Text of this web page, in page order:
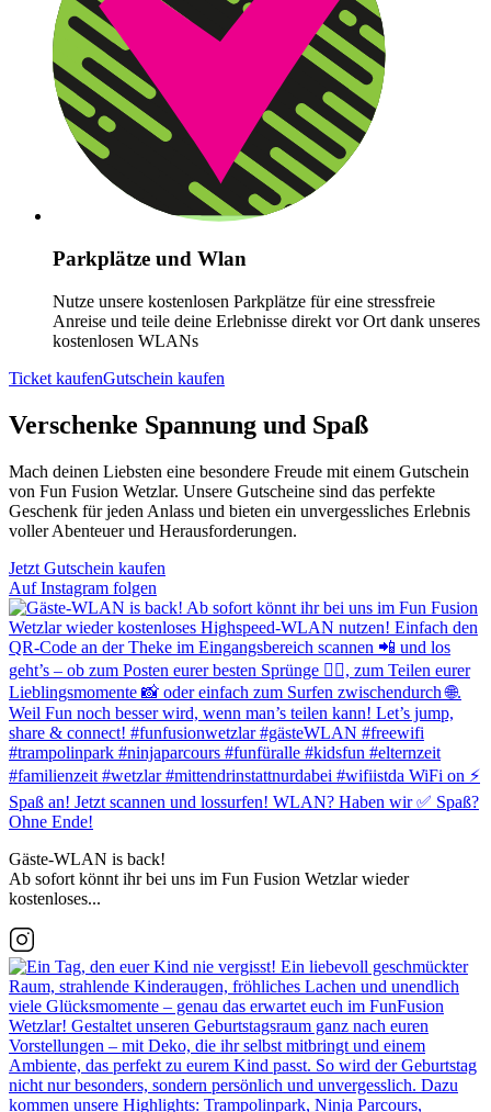
Parkplätze und Wlan
Nutze unsere kostenlosen Parkplätze für eine stressfreie
Anreise und teile deine Erlebnisse direkt vor Ort dank unseres
kostenlosen WLANs
Ticket kaufenGutschein kaufen
Verschenke Spannung und Spaß
Mach deinen Liebsten eine besondere Freude mit einem Gutschein
von Fun Fusion Wetzlar. Unsere Gutscheine sind das perfekte
Geschenk für jeden Anlass und bieten ein unvergessliches Erlebnis
voller Abenteuer und Herausforderungen.
Jetzt Gutschein kaufen
Auf Instagram folgen
Gäste-WLAN is back!
Ab sofort könnt ihr bei uns im Fun Fusion Wetzlar wieder
kostenloses...